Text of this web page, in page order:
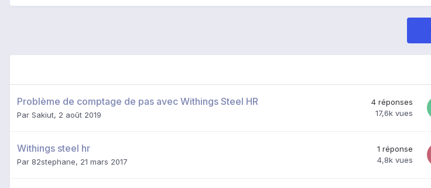
Problème de comptage de pas avec Withings Steel HR
Par Sakiut, 2 août 2019
4 réponses
17,6k vues
Withings steel hr
Par 82stephane, 21 mars 2017
1 réponse
4,8k vues